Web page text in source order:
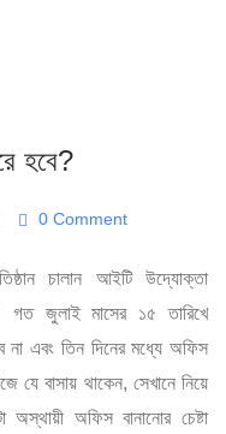
হবে?
0 Comment
চালান আইটি উদ্যোক্তা
জুলাই মাসের ১৫ তারিখে
না এবং তিন দিনের মধ্যে অফিস
যে বাসায় থাকেন, সেখানে নিয়ে
অফিস বানানোর চেষ্টা